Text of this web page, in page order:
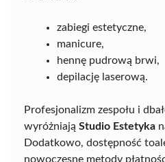
zabiegi estetyczne,
manicure,
hennę pudrową brwi,
depilację laserową.
Profesjonalizm zespołu i
wyróżniają Studio Estetyka
Dodatkowo, dostępność
nowoczesne metody